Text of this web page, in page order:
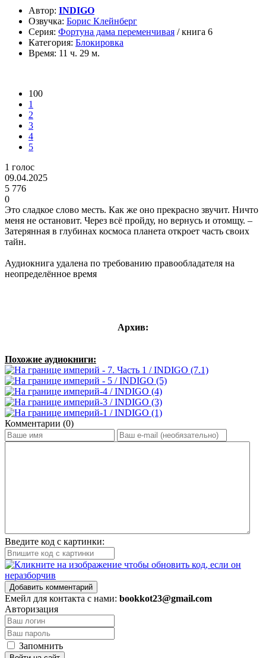
Автор: INDIGO
Озвучка: Борис Клейнберг
Серия: Фортуна дама переменчивая / книга 6
Категория: Блокировка
Время: 11 ч. 29 м.
100
1
2
3
4
5
1 голос
09.04.2025
5 776
0
Это сладкое слово месть. Как же оно прекрасно звучит. Ничто
меня не остановит. Через всё пройду, но вернусь и отомщу. –
Затерянная в глубинах космоса планета откроет часть своих
тайн.
Аудиокнига удалена по требованию правообладателя на
неопределённое время
Архив:
Похожие аудиокниги:
Комментарии (0)
Введите код с картинки:
Добавить комментарий
Емейл для контакта с нами: bookkot23@gmail.com
Авторизация
Запомнить